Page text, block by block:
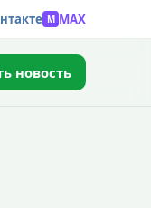
M MAX
новость